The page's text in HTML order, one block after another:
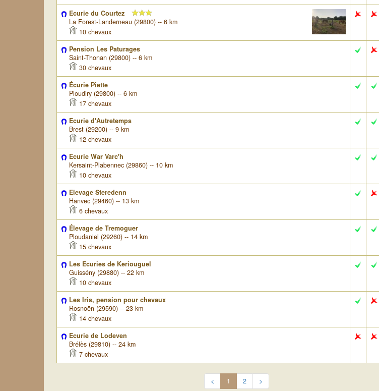
Ecurie du Courtez
La Forest-Landerneau (29800) -- 6 km
10 chevaux
Pension Les Paturages
Saint-Thonan (29800) -- 6 km
30 chevaux
Écurie Piette
Ploudiry (29800) -- 6 km
17 chevaux
Ecurie d'Autretemps
Brest (29200) -- 9 km
12 chevaux
Ecurie War Varc'h
Kersaint-Plabennec (29860) -- 10 km
10 chevaux
Elevage Steredenn
Hanvec (29460) -- 13 km
6 chevaux
Élevage de Tremoguer
Ploudaniel (29260) -- 14 km
15 chevaux
Les Ecuries de Keriouguel
Guissény (29880) -- 22 km
10 chevaux
Les Iris, pension pour chevaux
Rosnoën (29590) -- 23 km
14 chevaux
Ecurie de Lodeven
Brélès (29810) -- 24 km
7 chevaux
< 1 2 >